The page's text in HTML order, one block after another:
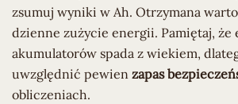
zsumuj wyniki w Ah. Otrzymana
dzienne zużycie energii. Pamiętaj, że
akumulatorów spada z wiekiem,
uwzględnić pewien zapas
obliczeniach.